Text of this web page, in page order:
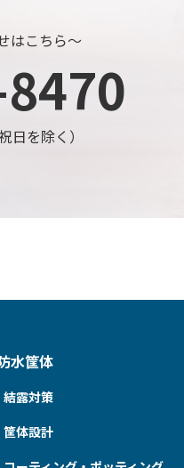
はこちら～
日を除く）
水筐体
結露対策
筐体設計